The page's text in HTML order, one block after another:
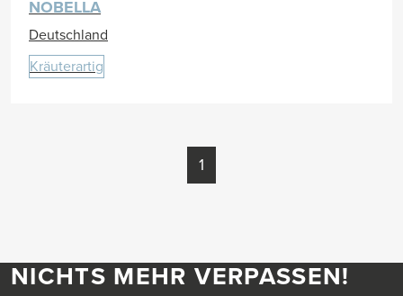
NOBELLA
Deutschland
Kräuterartig
1
NICHTS MEHR VERPASSEN!